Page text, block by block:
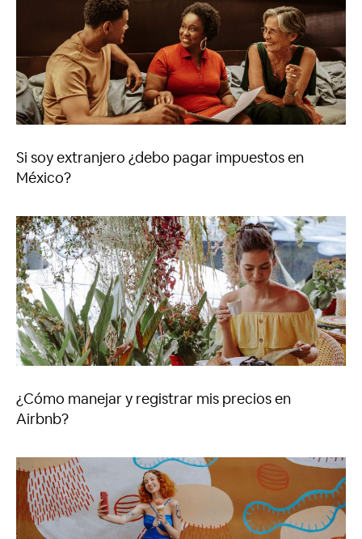
Si soy extranjero ¿debo pagar impuestos en
México?
¿Cómo manejar y registrar mis precios en
Airbnb?